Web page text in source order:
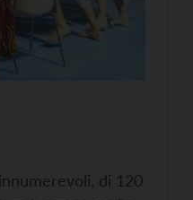
di 120